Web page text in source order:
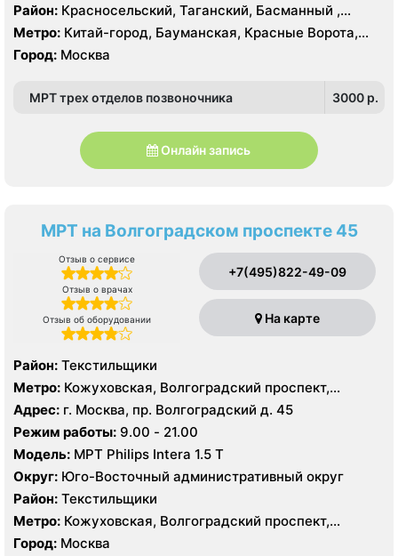
Район: Красносельский, Таганский, Басманный ,
Тверской
Метро: Китай-город, Бауманская, Красные Ворота,
Кузнецкий мост, Курская, Лубянка, Площадь Ильича,
Сретенский бульвар, Таганская, Чкаловская
Город: Москва
МРТ трех отделов позвоночника 3000 p.
Онлайн запись
МРТ на Волгоградском проспекте 45
Отзыв о сервисе
Отзыв о врачах
Отзыв об оборудовании
+7(495)822-49-09
На карте
Район: Текстильщики
Метро: Кожуховская, Волгоградский проспект,
Текстильщики
Адрес: г. Москва, пр. Волгоградский д. 45
Режим работы: 9.00 - 21.00
Модель: МРТ Philips Intera 1.5 T
Округ: Юго-Восточный административный округ
Район: Текстильщики
Метро: Кожуховская, Волгоградский проспект,
Текстильщики
Город: Москва